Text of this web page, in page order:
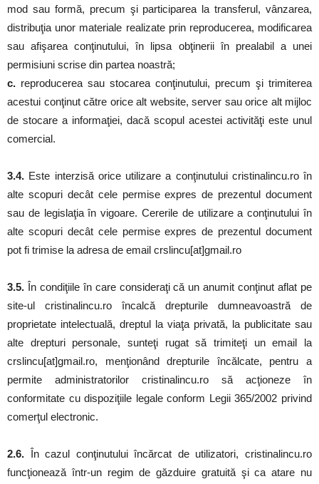
mod sau formă, precum şi participarea la transferul, vânzarea,
distribuţia unor materiale realizate prin reproducerea, modificarea
sau afişarea conţinutului, în lipsa obţinerii în prealabil a unei
permisiuni scrise din partea noastră;
c. reproducerea sau stocarea conţinutului, precum şi trimiterea
acestui conţinut către orice alt website, server sau orice alt mijloc
de stocare a informaţiei, dacă scopul acestei activităţi este unul
comercial.
3.4. Este interzisă orice utilizare a conţinutului cristinalincu.ro în
alte scopuri decât cele permise expres de prezentul document
sau de legislaţia în vigoare. Cererile de utilizare a conţinutului în
alte scopuri decât cele permise expres de prezentul document
pot fi trimise la adresa de email crslincu[at]gmail.ro
3.5. În condiţiile în care consideraţi că un anumit conţinut aflat pe
site-ul cristinalincu.ro încalcă drepturile dumneavoastră de
proprietate intelectuală, dreptul la viaţa privată, la publicitate sau
alte drepturi personale, sunteţi rugat să trimiteţi un email la
crslincu[at]gmail.ro, menţionând drepturile încălcate, pentru a
permite administratorilor cristinalincu.ro să acţioneze în
conformitate cu dispoziţiile legale conform Legii 365/2002 privind
comerţul electronic.
2.6. În cazul conţinutului încărcat de utilizatori, cristinalincu.ro
funcţionează într-un regim de găzduire gratuită şi ca atare nu